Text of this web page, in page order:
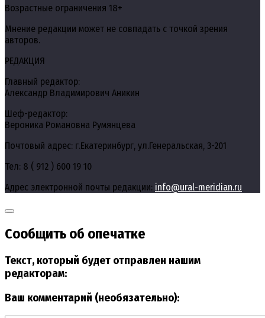
Возрастные ограничения 18+
Мнение редакции может не совпадать с точкой зрения
авторов.
РЕДАКЦИЯ
Главный редактор:
Александр Владимирович Аникин
Шеф-редактор:
Вероника Романовна Румянцева
Почтовый адрес: г.Екатеринбург, ул.Генеральская, 3-201
Тел: 8 ( 912 ) 600 19 10
Адрес электронной почты редакции: info@ural-meridian.ru
Сообщить об опечатке
Текст, который будет отправлен нашим
редакторам:
Ваш комментарий (необязательно):